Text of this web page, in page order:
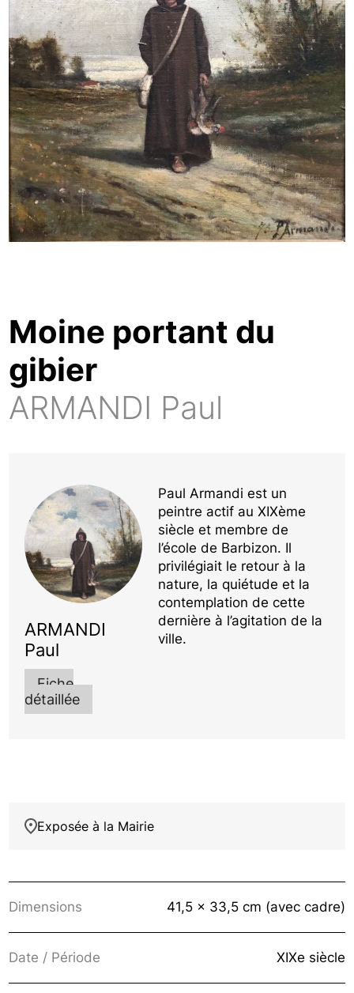
Moine portant du
gibier
ARMANDI Paul
ARMANDI
Paul
Fiche
détaillée
Paul Armandi est un
peintre actif au XIXème
siècle et membre de
l’école de Barbizon. Il
privilégiait le retour à la
nature, la quiétude et la
contemplation de cette
dernière à l’agitation de la
ville.
Exposée à la Mairie
Dimensions 41,5 x 33,5 cm (avec cadre)
Date / Période XIXe siècle